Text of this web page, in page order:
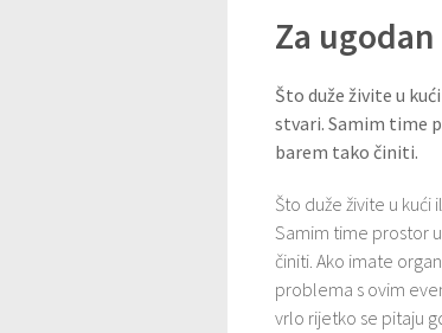
Za
Što duže živite u
stvari. Samim time
barem tako činiti.
Što duže živite u kući
Samim time prostor
činiti. Ako imate
problema s ovim
vrlo rijetko se pitaju